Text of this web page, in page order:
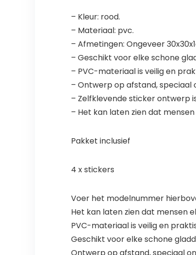
– Kleur: rood.
– Materiaal: pvc.
– Afmetingen: Ongeveer
– Geschikt voor elke schone
– PVC-materiaal is veilig en
– Ontwerp op afstand,
– Zelfklevende sticker ontwerp
– Het kan laten zien dat
Pakket inclusief
4 x stickers
Voer het modelnummer
Het kan laten zien dat mensen
PVC-materiaal is veilig en
Geschikt voor elke schone